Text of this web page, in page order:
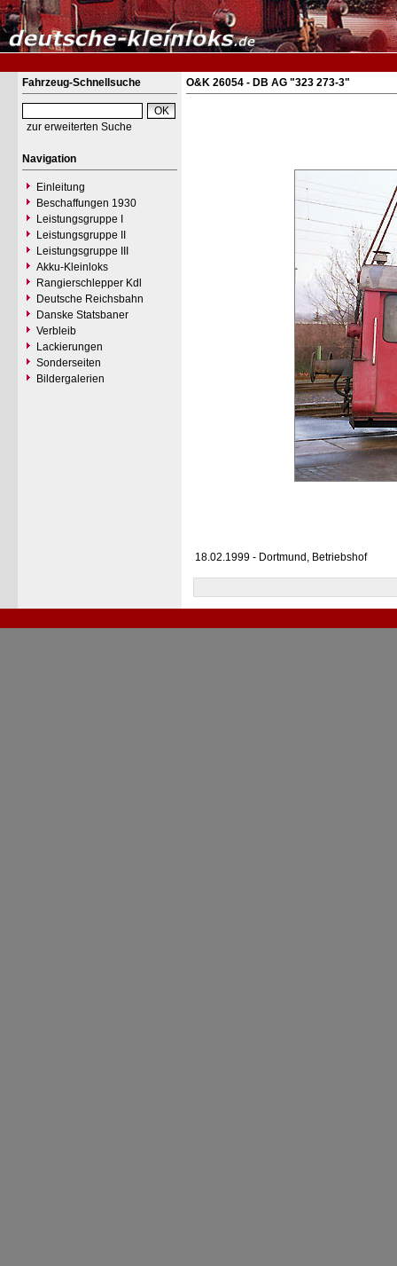
Fahrzeug-Schnellsuche
zur erweiterten Suche
Navigation
Einleitung
Beschaffungen 1930
Leistungsgruppe I
Leistungsgruppe II
Leistungsgruppe III
Akku-Kleinloks
Rangierschlepper Kdl
Deutsche Reichsbahn
Danske Statsbaner
Verbleib
Lackierungen
Sonderseiten
Bildergalerien
O&K 26054 - DB AG "323 273-3"
18.02.1999 - Dortmund, Betriebshof